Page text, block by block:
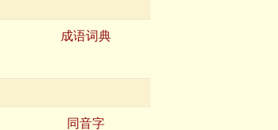
成语词典
同音字